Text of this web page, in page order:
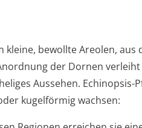
kleine, bewollte Areolen, aus
der Dornen
Aussehen. Echinopsis-
kugelförmig wachsen: